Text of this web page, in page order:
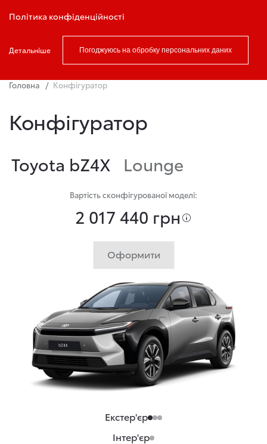
Політика конфіденційності
Детальніше Погоджуюсь на обробку персональних даних
Записатись на тест драйв
Головна Конфігуратор
Конфігуратор
Екстер'єр
Інтер'єр
Toyota bZ4X Lounge
Вартість сконфігурованої моделі:
2 017 440 грн
Оформити